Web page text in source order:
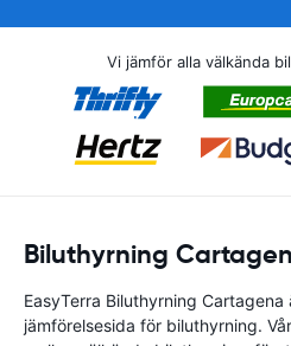
Vi jämför alla välkända
Biluthyrning
EasyTerra Biluthyrning
jämförelsesida för biluthyrning.